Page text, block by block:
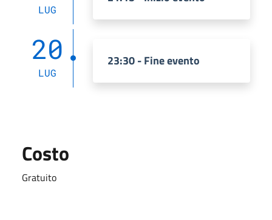
LUG
20
LUG
23:30 - Fine evento
Costo
Gratuito